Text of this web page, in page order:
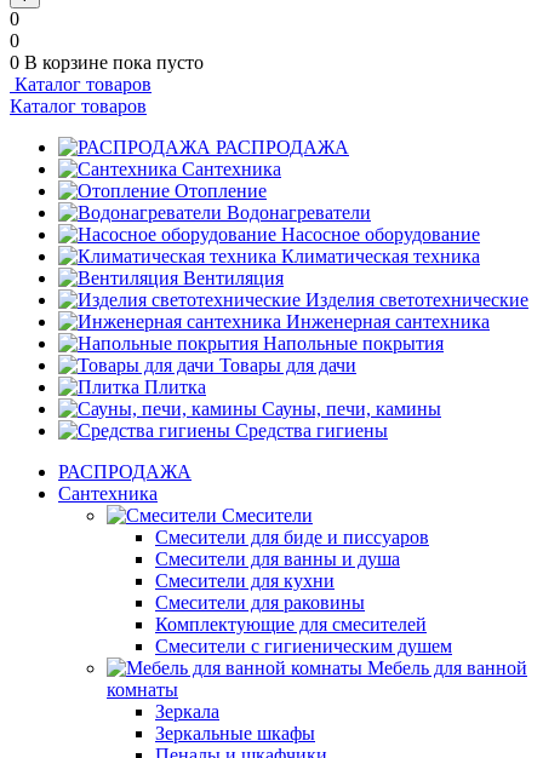
0
0
0 В корзине пока пусто
Каталог товаров
Каталог товаров
РАСПРОДАЖА
Сантехника
Отопление
Водонагреватели
Насосное оборудование
Климатическая техника
Вентиляция
Изделия светотехнические
Инженерная сантехника
Напольные покрытия
Товары для дачи
Плитка
Сауны, печи, камины
Средства гигиены
РАСПРОДАЖА
Сантехника
Смесители
Смесители для биде и писсуаров
Смесители для ванны и душа
Смесители для кухни
Смесители для раковины
Комплектующие для смесителей
Смесители с гигиеническим душем
Мебель для ванной
комнаты
Зеркала
Зеркальные шкафы